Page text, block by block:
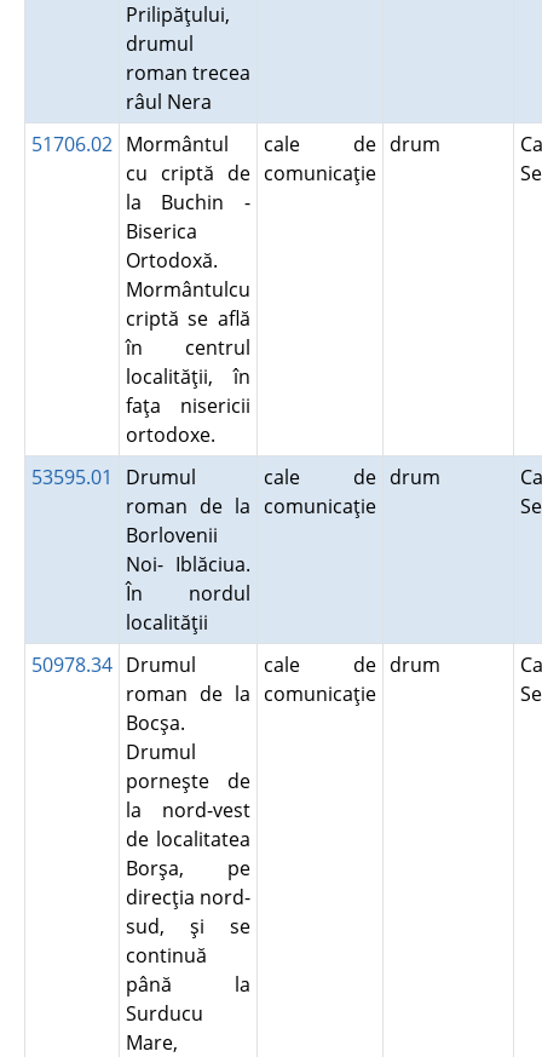
Prilipăţului,
drumul
roman trecea
râul Nera
51706.02 Mormântul
cu criptă de
la Buchin -
Biserica
Ortodoxă.
Mormântulcu
criptă se află
în centrul
localităţii, în
faţa nisericii
ortodoxe.
cale de
comunicaţie
drum
53595.01
Drumul
roman de la
Borlovenii
Noi- Iblăciua.
În nordul
localităţii
cale de
comunicaţie
drum
50978.34 Drumul
roman de la
Bocşa.
Drumul
porneşte de
la nord-vest
de localitatea
Borşa, pe
direcţia nord-
sud, şi se
continuă
până la
Surducu
Mare,
cale de
comunicaţie
drum